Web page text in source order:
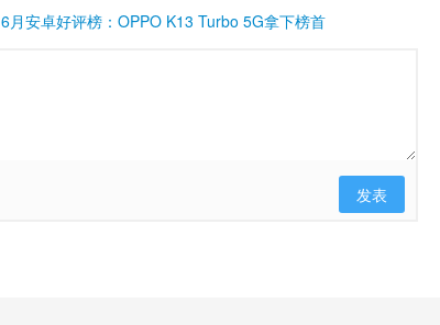
6月安卓好评榜：OPPO K13 Turbo 5G拿下榜首
发表